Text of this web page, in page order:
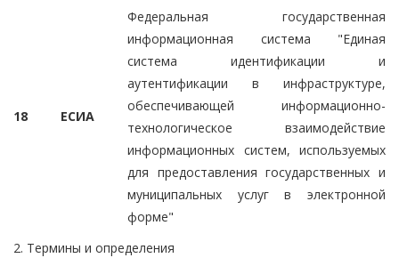
18 ЕСИА
Федеральная государственная
информационная система "Единая
система идентификации и
аутентификации в инфраструктуре,
обеспечивающей информационно-
технологическое взаимодействие
информационных систем, используемых
для предоставления государственных и
муниципальных услуг в электронной
форме"
2. Термины и определения